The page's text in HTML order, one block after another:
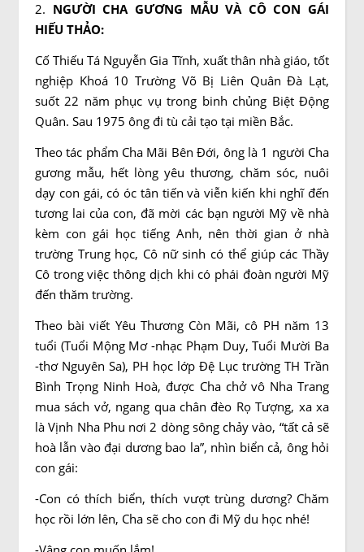
2. NGƯỜI CHA GƯƠNG MẪU VÀ CÔ CON GÁI
HIẾU THẢO:
Cố Thiếu Tá Nguyễn Gia Tĩnh, xuất thân nhà giáo, tốt
nghiệp Khoá 10 Trường Võ Bị Liên Quân Đà Lạt,
suốt 22 năm phục vụ trong binh chủng Biệt Động
Quân. Sau 1975 ông đi tù cải tạo tại miền Bắc.
Theo tác phẩm Cha Mãi Bên Đới, ông là 1 người Cha
gương mẫu, hết lòng yêu thương, chăm sóc, nuôi
dạy con gái, có óc tân tiến và viễn kiến khi nghĩ đến
tương lai của con, đã mời các bạn người Mỹ về nhà
kèm con gái học tiếng Anh, nên thời gian ở nhà
trường Trung học, Cô nữ sinh có thể giúp các Thầy
Cô trong việc thông dịch khi có phái đoàn người Mỹ
đến thăm trường.
Theo bài viết Yêu Thương Còn Mãi, cô PH năm 13
tuổi (Tuổi Mộng Mơ -nhạc Phạm Duy, Tuổi Mười Ba
-thơ Nguyên Sa), PH học lớp Đệ Lục trường TH Trần
Bình Trọng Ninh Hoà, được Cha chở vô Nha Trang
mua sách vở, ngang qua chân đèo Rọ Tượng, xa xa
là Vịnh Nha Phu nơi 2 dòng sông chảy vào, “tất cả sẽ
hoà lẫn vào đại dương bao la”, nhìn biển cả, ông hỏi
con gái:
-Con có thích biển, thích vượt trùng dương? Chăm
học rồi lớn lên, Cha sẽ cho con đi Mỹ du học nhé!